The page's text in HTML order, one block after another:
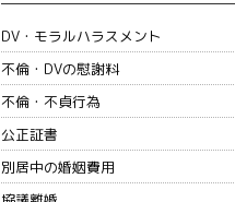
DV・モラルハラスメント
不倫・DVの慰謝料
不倫・不貞行為
公正証書
別居中の婚姻費用